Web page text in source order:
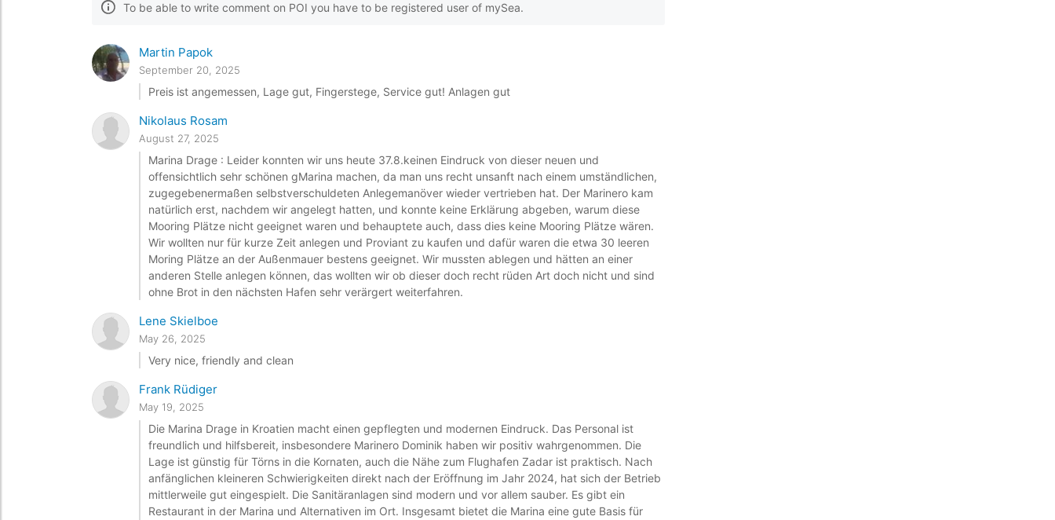
To be able to write comment on POI you have to be registered user of mySea.
Martin Papok
September 20, 2025
Preis ist angemessen, Lage gut, Fingerstege, Service gut! Anlagen gut
Nikolaus Rosam
August 27, 2025
Marina Drage : Leider konnten wir uns heute 37.8.keinen Eindruck von dieser neuen und
offensichtlich sehr schönen gMarina machen, da man uns recht unsanft nach einem umständlichen,
zugegebenermaßen selbstverschuldeten Anlegemanöver wieder vertrieben hat. Der Marinero kam
natürlich erst, nachdem wir angelegt hatten, und konnte keine Erklärung abgeben, warum diese
Mooring Plätze nicht geeignet waren und behauptete auch, dass dies keine Mooring Plätze wären.
Wir wollten nur für kurze Zeit anlegen und Proviant zu kaufen und dafür waren die etwa 30 leeren
Moring Plätze an der Außenmauer bestens geeignet. Wir mussten ablegen und hätten an einer
anderen Stelle anlegen können, das wollten wir ob dieser doch recht rüden Art doch nicht und sind
ohne Brot in den nächsten Hafen sehr verärgert weiterfahren.
Lene Skielboe
May 26, 2025
Very nice, friendly and clean
Frank Rüdiger
May 19, 2025
Die Marina Drage in Kroatien macht einen gepflegten und modernen Eindruck. Das Personal ist
freundlich und hilfsbereit, insbesondere Marinero Dominik haben wir positiv wahrgenommen. Die
Lage ist günstig für Törns in die Kornaten, auch die Nähe zum Flughafen Zadar ist praktisch. Nach
anfänglichen kleineren Schwierigkeiten direkt nach der Eröffnung im Jahr 2024, hat sich der Betrieb
mittlerweile gut eingespielt. Die Sanitäranlagen sind modern und vor allem sauber. Es gibt ein
Restaurant in der Marina und Alternativen im Ort. Insgesamt bietet die Marina eine gute Basis für